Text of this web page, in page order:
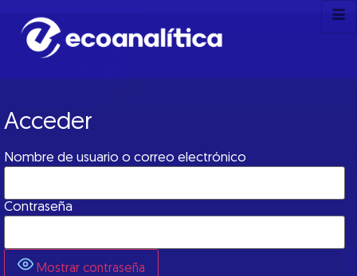
Acceder
Nombre de usuario o correo electrónico
Contraseña
Mostrar contraseña